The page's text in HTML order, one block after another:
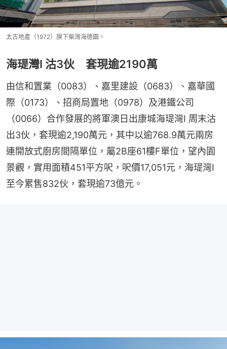
太古地產（1972）旗下柴灣海德園。
海瑅灣I 沽3伙 套現逾2190萬
由信和置業（0083）、嘉里建設（0683）、嘉華國
際（0173）、招商局置地（0978）及港鐵公司
（0066）合作發展的將軍澳日出康城海瑅灣I 周末沽
出3伙，套現逾2,190萬元，其中以逾768.9萬元兩房
連開放式廚房間隔單位，屬2B座61樓F單位，望內園
景觀，實用面積451平方呎，呎價17,051元，海瑅灣I
至今累售832伙，套現逾73億元。